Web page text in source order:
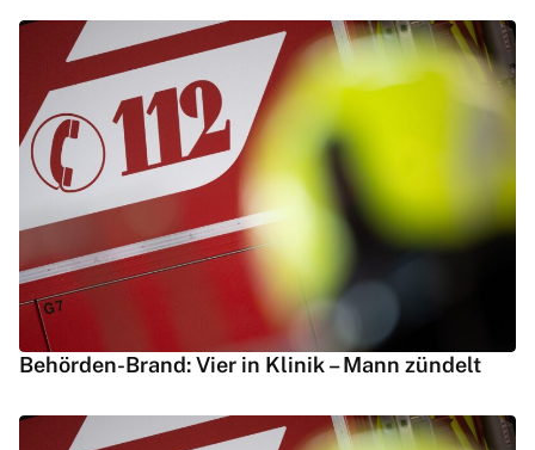
Behörden-Brand: Vier in Klinik – Mann zündelt